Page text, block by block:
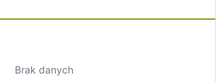
Brak danych